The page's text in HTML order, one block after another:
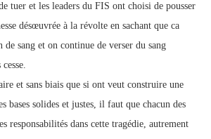
tuer et les leaders du FIS ont choisi de pousser
désœuvrée à la révolte en sachant que ca
sang et on continue de verser du sang
et sans biais que si ont veut construire une
bases solides et justes, il faut que chacun des
responsabilités dans cette tragédie, autrement